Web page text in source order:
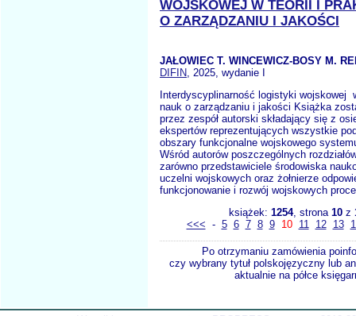
WOJSKOWEJ W TEORII I
O ZARZĄDZANIU I JAKOŚCI
JAŁOWIEC T. WINCEWICZ-BOSY M.
DIFIN, 2025, wydanie I
Interdyscyplinarność logistyki wojskowej
nauk o zarządzaniu i jakości Książka
przez zespół autorski składający się z
ekspertów reprezentujących wszystkie
obszary funkcjonalne wojskowego
Wśród autorów poszczególnych
zarówno przedstawiciele środowiska
uczelni wojskowych oraz żołnierze
funkcjonowanie i rozwój wojskowych
książek: 1254, strona 10 z
<<< - 5 6 7 8 9 10 11 12 13
Po otrzymaniu zamówienia
czy wybrany tytuł polskojęzyczny lub
aktualnie na półce